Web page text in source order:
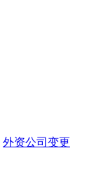
外资公司变更